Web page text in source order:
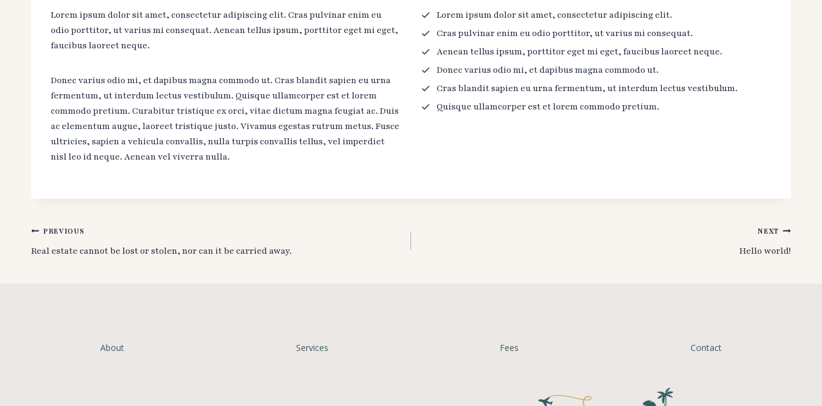
Lorem ipsum dolor sit amet, consectetur adipiscing elit. Cras pulvinar enim eu
odio porttitor, ut varius mi consequat. Aenean tellus ipsum, porttitor eget mi eget,
faucibus laoreet neque.
Donec varius odio mi, et dapibus magna commodo ut. Cras blandit sapien eu urna
fermentum, ut interdum lectus vestibulum. Quisque ullamcorper est et lorem
commodo pretium. Curabitur tristique ex orci, vitae dictum magna feugiat ac. Duis
ac elementum augue, laoreet tristique justo. Vivamus egestas rutrum metus. Fusce
ultricies, sapien a vehicula convallis, nulla turpis convallis tellus, vel imperdiet
nisl leo id neque. Aenean vel viverra nulla.
Lorem ipsum dolor sit amet, consectetur adipiscing elit.
Cras pulvinar enim eu odio porttitor, ut varius mi consequat.
Aenean tellus ipsum, porttitor eget mi eget, faucibus laoreet neque.
Donec varius odio mi, et dapibus magna commodo ut.
Cras blandit sapien eu urna fermentum, ut interdum lectus vestibulum.
Quisque ullamcorper est et lorem commodo pretium.
Post
PREVIOUS
Real estate cannot be lost or stolen, nor can it be carried away.
NEXT
Hello world!
About Services Fees Contact